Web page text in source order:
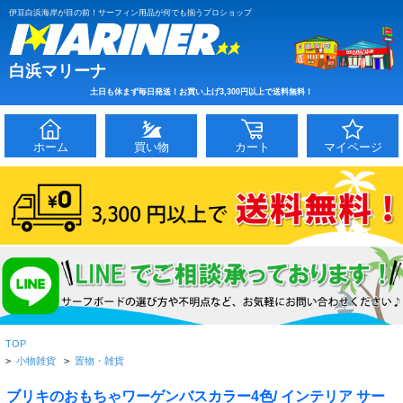
伊豆白浜海岸が目の前！サーフィン用品が何でも揃うプロショップ
白浜マリーナ
土日も休まず毎日発送！お買い上げ3,300円以上で送料無料！
ホーム 買い物 カート マイページ
TOP
> 小物雑貨 > 置物・雑貨
ブリキのおもちゃワーゲンバスカラー4色/ インテリア サー